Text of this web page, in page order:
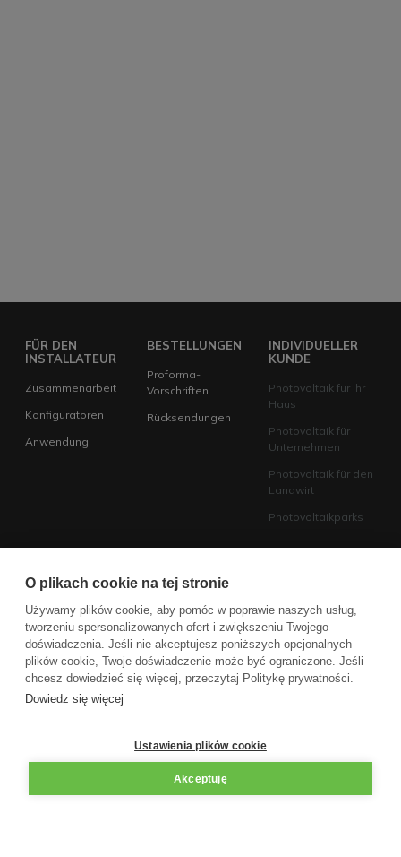
FÜR DEN
INSTALLATEUR
Zusammenarbeit
Konfiguratoren
Anwendung
BESTELLUNGEN
Proforma-
Vorschriften
Rücksendungen
INDIVIDUELLER
KUNDE
Photovoltaik für Ihr
Haus
Photovoltaik für
Unternehmen
Photovoltaik für den
Landwirt
Photovoltaikparks
Über Unternehmen
Warum wir
Karriere
Kontakt
Logistik
KATALOG ONLINE
Wissensbasis
FAQ
Ändern Sie Ihre
Datenschutzeinstellungen
O plikach cookie na tej stronie
Używamy plików cookie, aby pomóc w poprawie naszych usług,
tworzeniu spersonalizowanych ofert i zwiększeniu Twojego
doświadczenia. Jeśli nie akceptujesz poniższych opcjonalnych
plików cookie, Twoje doświadczenie może być ograniczone. Jeśli
chcesz dowiedzieć się więcej, przeczytaj Politykę prywatności.
Dowiedz się więcej
Ustawienia plików cookie
Akceptuję